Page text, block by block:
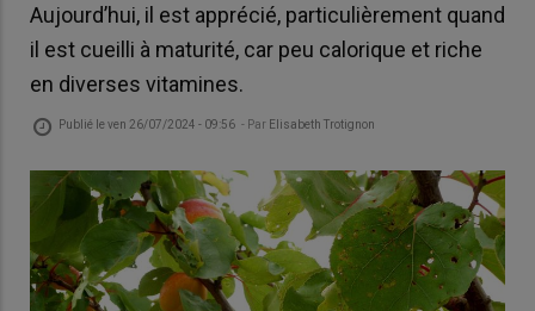
Aujourd’hui, il est apprécié, particulièrement quand
il est cueilli à maturité, car peu calorique et riche
en diverses vitamines.
Publié leven 26/07/2024 - 09:56 - Par Elisabeth Trotignon